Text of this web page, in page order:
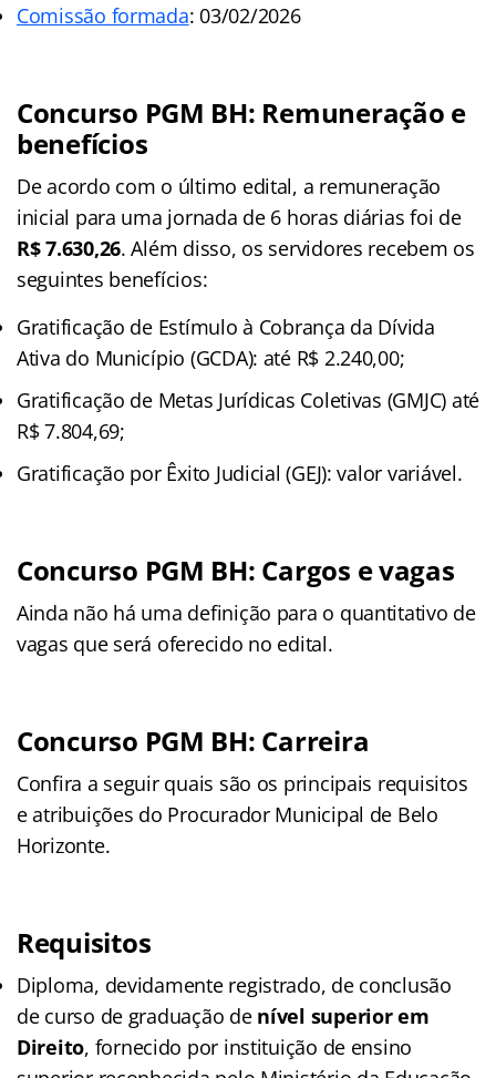
Comissão formada: 03/02/2026
Concurso PGM BH: Remuneração e
benefícios
De acordo com o último edital, a remuneração
inicial para uma jornada de 6 horas diárias foi de
R$ 7.630,26. Além disso, os servidores recebem os
seguintes benefícios:
Gratificação de Estímulo à Cobrança da Dívida
Ativa do Município (GCDA): até R$ 2.240,00;
Gratificação de Metas Jurídicas Coletivas (GMJC) até
R$ 7.804,69;
Gratificação por Êxito Judicial (GEJ): valor variável.
Concurso PGM BH: Cargos e vagas
Ainda não há uma definição para o quantitativo de
vagas que será oferecido no edital.
Concurso PGM BH: Carreira
Confira a seguir quais são os principais requisitos
e atribuições do Procurador Municipal de Belo
Horizonte.
Requisitos
Diploma, devidamente registrado, de conclusão
de curso de graduação de nível superior em
Direito, fornecido por instituição de ensino